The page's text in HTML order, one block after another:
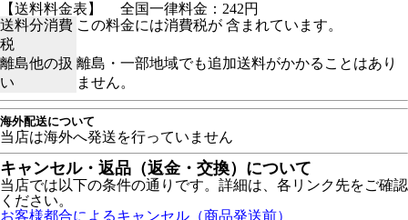
【送料料金表】
全国一律料金：242円
送料分消費
税
この料金には消費税が 含まれています。
離島他の扱
い
離島・一部地域でも追加送料がかかることはあり
ません。
海外配送について
当店は海外へ発送を行っていません
キャンセル・返品（返金・交換）について
当店では以下の条件の通りです。詳細は、各リンク先をご確認
ください。
お客様都合によるキャンセル（商品発送前）